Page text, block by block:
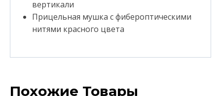
вертикали
Прицельная мушка с фибероптическими
нитями красного цвета
Похожие Товары